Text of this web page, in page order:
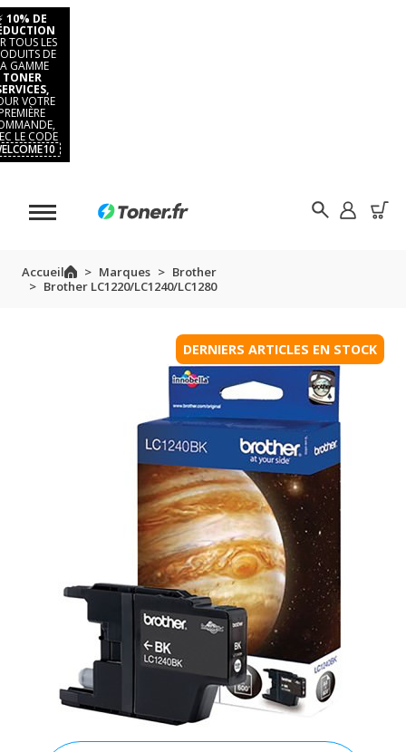
10% DE
TOUS LES
DE
GAMME
TONER
VOTRE
LE CODE
Accueil Marques
Brother
Brother LC1220/LC1240/LC1280
DERNIERS ARTICLES EN STOCK